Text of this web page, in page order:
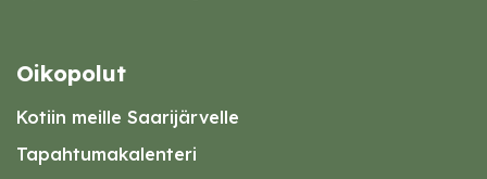
Oikopolut
Kotiin meille Saarijärvelle
Tapahtumakalenteri